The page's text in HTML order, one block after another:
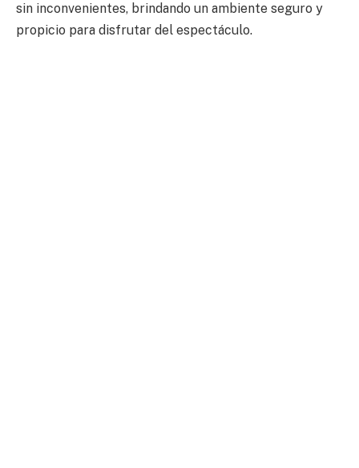
sin inconvenientes, brindando un ambiente seguro y
propicio para disfrutar del espectáculo.